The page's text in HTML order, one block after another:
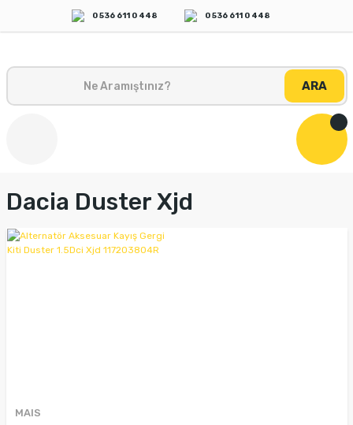
0 536 611 0 448 0 536 611 0 448
ARA
Dacia Duster Xjd
MAIS